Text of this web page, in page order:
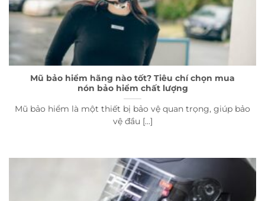
Mũ bảo hiểm hãng nào tốt? Tiêu chí chọn mua
nón bảo hiểm chất lượng
Mũ bảo hiểm là một thiết bị bảo vệ quan trọng, giúp bảo
vệ đầu [...]